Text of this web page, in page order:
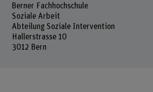
Berner Fachhochschule
Soziale Arbeit
Abteilung Soziale Intervention
Hallerstrasse 10
3012 Bern